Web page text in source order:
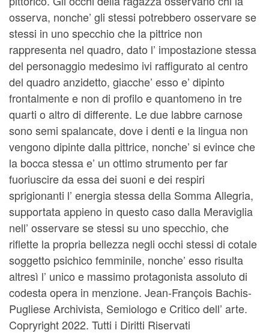
osserva, nonche’ gli stessi potrebbero osservare se
stessi in uno specchio che la pittrice non
rappresenta nel quadro, dato l’ impostazione stessa
del personaggio medesimo ivi raffigurato al centro
del quadro anzidetto, giacche’ esso e’ dipinto
frontalmente e non di profilo e quantomeno in tre
quarti o altro di differente. Le due labbre carnose
sono semi spalancate, dove i denti e la lingua non
vengono dipinte dalla pittrice, nonche’ si evince che
la bocca stessa e’ un ottimo strumento per far
fuoriuscire da essa dei suoni e dei respiri
sprigionanti l’ energia stessa della Somma Allegria,
supportata appieno in questo caso dalla Meraviglia
nell’ osservare se stessi su uno specchio, che
riflette la propria bellezza negli occhi stessi di cotale
soggetto psichico femminile, nonche’ esso risulta
altresì l’ unico e massimo protagonista assoluto di
codesta opera in menzione. Jean-François Bachis-
Pugliese Archivista, Semiologo e Critico dell’ arte.
Copryright 2022. Tutti i Diritti Riservati